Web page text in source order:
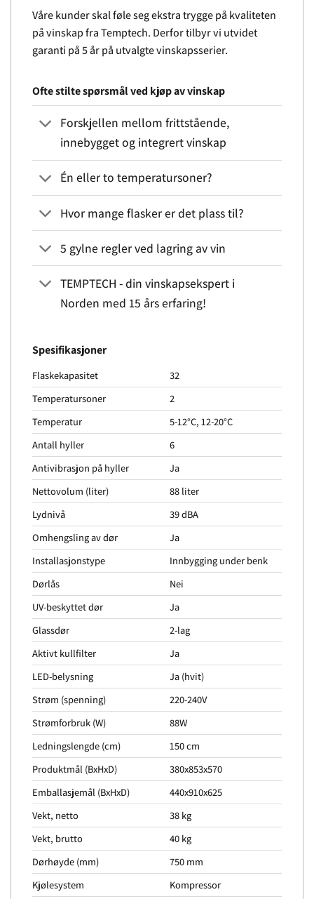
Våre kunder skal føle seg ekstra trygge på kvaliteten
på vinskap fra Temptech. Derfor tilbyr vi utvidet
garanti på 5 år på utvalgte vinskapsserier.
Ofte stilte spørsmål ved kjøp av vinskap
Forskjellen mellom frittstående,
innebygget og integrert vinskap
Én eller to temperatursoner?
Hvor mange flasker er det plass til?
5 gylne regler ved lagring av vin
TEMPTECH - din vinskapsekspert i
Norden med 15 års erfaring!
Spesifikasjoner
Flaskekapasitet
32
Temperatursoner
2
Temperatur
5-12°C, 12-20°C
Antall hyller
6
Antivibrasjon på hyller
Ja
Nettovolum (liter)
88 liter
Lydnivå
39 dBA
Omhengsling av dør
Ja
Installasjonstype
Innbygging under benk
Dørlås
Nei
UV-beskyttet dør
Ja
Glassdør
2-lag
Aktivt kullfilter
Ja
LED-belysning
Ja (hvit)
Strøm (spenning)
220-240V
Strømforbruk (W)
88W
Ledningslengde (cm)
150 cm
Produktmål (BxHxD)
380x853x570
Emballasjemål (BxHxD)
440x910x625
Vekt, netto
38 kg
Vekt, brutto
40 kg
Dørhøyde (mm)
750 mm
Kjølesystem
Kompressor